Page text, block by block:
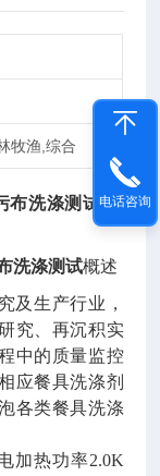
牧渔,综合
布洗涤测试 型
洗涤测试概述
及生产行业，
究、再沉积实
中的质量监控
应餐具洗涤剂
各类餐具洗涤
加热功率2.0K
电话咨询